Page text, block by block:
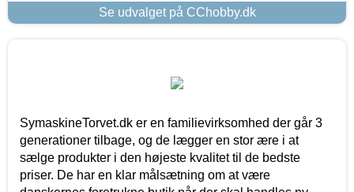
Se udvalget på CChobby.dk
SymaskineTorvet.dk er en familievirksomhed der går 3
generationer tilbage, og de lægger en stor ære i at
sælge produkter i den højeste kvalitet til de bedste
priser. De har en klar målsætning om at være